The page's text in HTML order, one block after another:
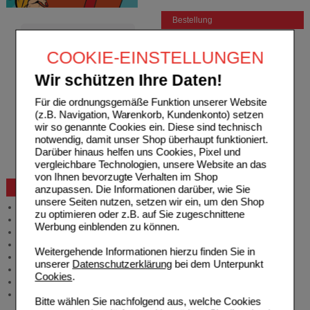
COOKIE-EINSTELLUNGEN
Wir schützen Ihre Daten!
Für die ordnungsgemäße Funktion unserer Website
(z.B. Navigation, Warenkorb, Kundenkonto) setzen
wir so genannte Cookies ein. Diese sind technisch
notwendig, damit unser Shop überhaupt funktioniert.
Darüber hinaus helfen uns Cookies, Pixel und
vergleichbare Technologien, unsere Website an das
von Ihnen bevorzugte Verhalten im Shop
anzupassen. Die Informationen darüber, wie Sie
unsere Seiten nutzen, setzen wir ein, um den Shop
zu optimieren oder z.B. auf Sie zugeschnittene
Werbung einblenden zu können.
Weitergehende Informationen hierzu finden Sie in
unserer Datenschutzerklärungbei dem Unterpunkt
Cookies.
Bitte wählen Sie nachfolgend aus, welche Cookies
Bestellung
Hilfe zum Bestellvorgang
Zahlungsmöglichkeiten
Rezepte einlösen
Freiumschläge anfordern
Freiumschläge downloaden
Auslandsbestellung
Reklamation
Widerrufsformular
Problembehebung
Bestellschein
Beratung und Service
Allgemeine Information
Produktberatung
Meldung Arzneimittelrisiken
Angebote & Downloads
Newsletter
Neukundenprämie